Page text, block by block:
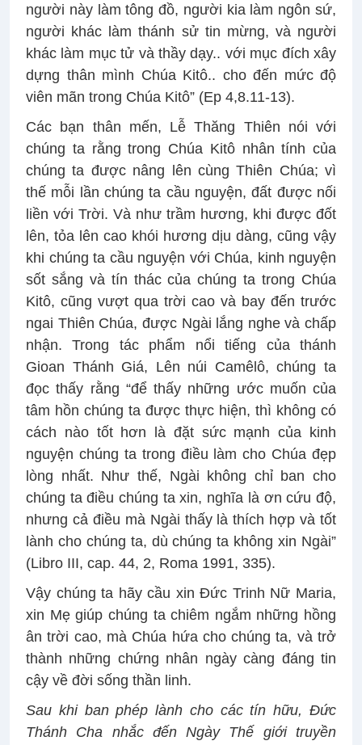
người này làm tông đồ, người kia làm ngôn sứ,
người khác làm thánh sử tin mừng, và người
khác làm mục tử và thầy dạy.. với mục đích xây
dựng thân mình Chúa Kitô.. cho đến mức độ
viên mãn trong Chúa Kitô” (Ep 4,8.11-13).
Các bạn thân mến, Lễ Thăng Thiên nói với
chúng ta rằng trong Chúa Kitô nhân tính của
chúng ta được nâng lên cùng Thiên Chúa; vì
thế mỗi lần chúng ta cầu nguyện, đất được nối
liền với Trời. Và như trầm hương, khi được đốt
lên, tỏa lên cao khói hương dịu dàng, cũng vậy
khi chúng ta cầu nguyện với Chúa, kinh nguyện
sốt sắng và tín thác của chúng ta trong Chúa
Kitô, cũng vượt qua trời cao và bay đến trước
ngai Thiên Chúa, được Ngài lắng nghe và chấp
nhận. Trong tác phẩm nổi tiếng của thánh
Gioan Thánh Giá, Lên núi Camêlô, chúng ta
đọc thấy rằng “để thấy những ước muốn của
tâm hồn chúng ta được thực hiện, thì không có
cách nào tốt hơn là đặt sức mạnh của kinh
nguyện chúng ta trong điều làm cho Chúa đẹp
lòng nhất. Như thế, Ngài không chỉ ban cho
chúng ta điều chúng ta xin, nghĩa là ơn cứu độ,
nhưng cả điều mà Ngài thấy là thích hợp và tốt
lành cho chúng ta, dù chúng ta không xin Ngài”
(Libro III, cap. 44, 2, Roma 1991, 335).
Vậy chúng ta hãy cầu xin Đức Trinh Nữ Maria,
xin Mẹ giúp chúng ta chiêm ngắm những hồng
ân trời cao, mà Chúa hứa cho chúng ta, và trở
thành những chứng nhân ngày càng đáng tin
cậy về đời sống thần linh.
Sau khi ban phép lành cho các tín hữu, Đức
Thánh Cha nhắc đến Ngày Thế giới truyền